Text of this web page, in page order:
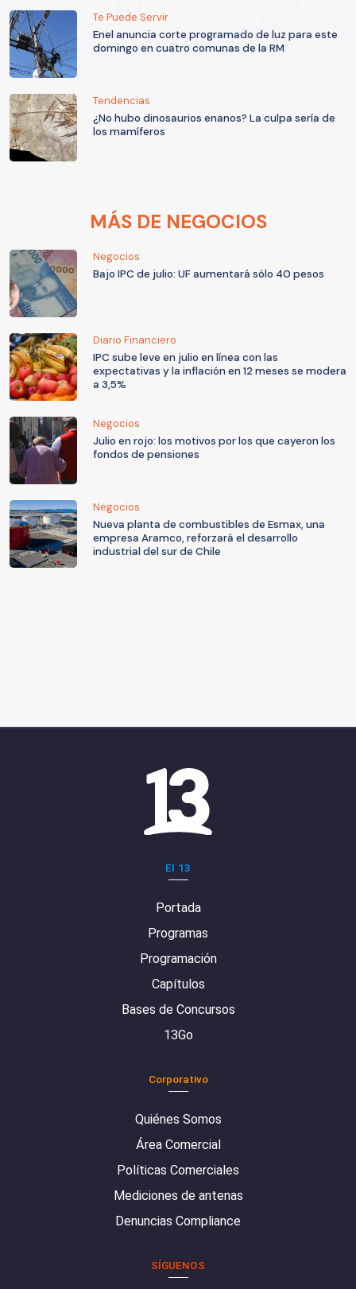
Te Puede Servir
Enel anuncia corte programado de luz para este
domingo en cuatro comunas de la RM
Tendencias
¿No hubo dinosaurios enanos? La culpa sería de
los mamíferos
MÁS DE NEGOCIOS
Negocios
Bajo IPC de julio: UF aumentará sólo 40 pesos
Diario Financiero
IPC sube leve en julio en línea con las
expectativas y la inflación en 12 meses se modera
a 3,5%
Negocios
Julio en rojo: los motivos por los que cayeron los
fondos de pensiones
Negocios
Nueva planta de combustibles de Esmax, una
empresa Aramco, reforzará el desarrollo
industrial del sur de Chile
El 13
Portada
Programas
Programación
Capítulos
Bases de Concursos
13Go
Corporativo
Quiénes Somos
Área Comercial
Políticas Comerciales
Mediciones de antenas
Denuncias Compliance
SÍGUENOS